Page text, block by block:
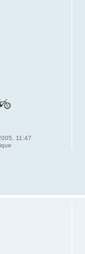
11:47